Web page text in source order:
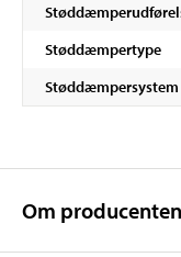
Støddæmpertype
Støddæmpersystem
Om producenten